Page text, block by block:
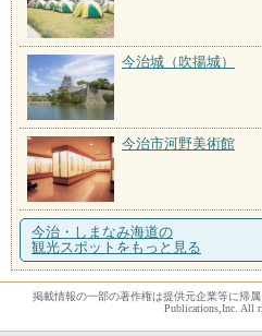
今治城（吹揚城）
今治市河野美術館
今治・しまなみ海道の
観光スポットをもっと見る
掲載情報の一部の著作権は提供元企業等に帰属
Publications,Inc. All